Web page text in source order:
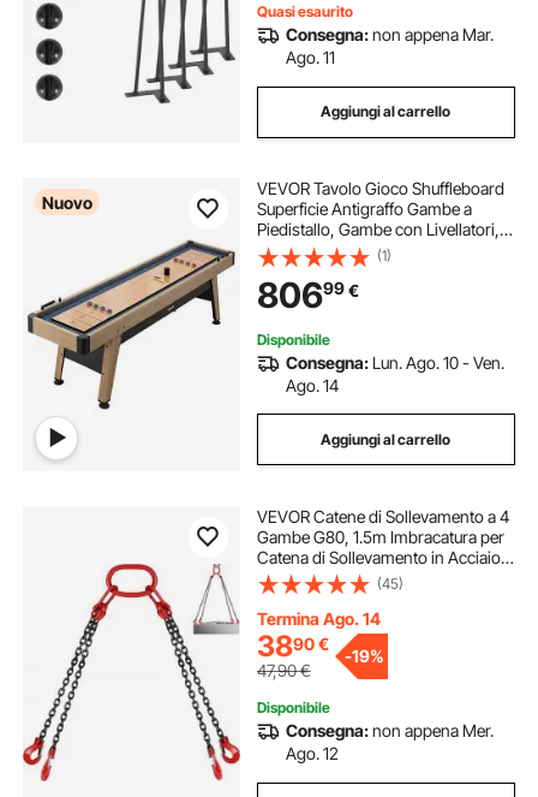
Quasi esaurito
Consegna:non appena Mar.
Ago. 11
Aggiungi al carrello
Nuovo
VEVOR Tavolo Gioco Shuffleboard
Superficie Antigraffo Gambe a
Piedistallo, Gambe con Livellatori,
Tavolo di Gioco da Shuffleboard, 8
Dischi, 2,7 x 0,6 x 0,8 m, per Sala
Giochi, Famiglia, Bar, Feste
(1)
80699€
Disponibile
Consegna: Lun. Ago. 10 - Ven.
Ago. 14
Aggiungi al carrello
VEVOR Catene di Sollevamento a 4
Gambe G80, 1.5m Imbracatura per
Catena di Sollevamento in Acciaio
(1.5m con Capacità di Carico 5 T)
per Macchinari, Fabbriche,
Magazzini
(45)
Termina Ago. 14
3890€
47,90€
-19%
Disponibile
Consegna:non appena Mer.
Ago. 12